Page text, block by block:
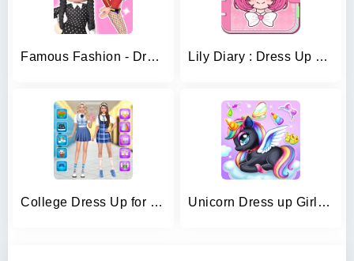
Famous Fashion - Dress Up Game Lily Diary : Dress Up Game
College Dress Up for Girls Unicorn Dress up Girls Game